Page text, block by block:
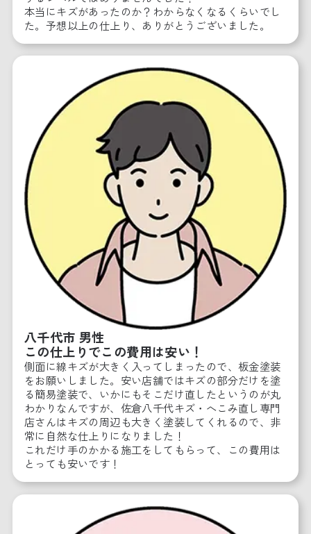
本当にキズがあったのか？わからなくなるくらいでし
た。予想以上の仕上り、ありがとうございました。
八千代市 男性
この仕上りでこの費用は安い！
側面に線キズが大きく入ってしまったので、板金塗装
をお願いしました。安い店舗ではキズの部分だけを塗
る簡易塗装で、いかにもそこだけ直したというのが丸
わかりなんですが、佐倉八千代キズ・へこみ直し専門
店さんはキズの周辺も大きく塗装してくれるので、非
常に自然な仕上りになりました！
これだけ手のかかる施工をしてもらって、この費用は
とっても安いです！